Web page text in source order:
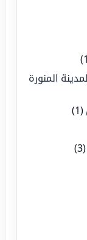
المنورة
(1)
(3)